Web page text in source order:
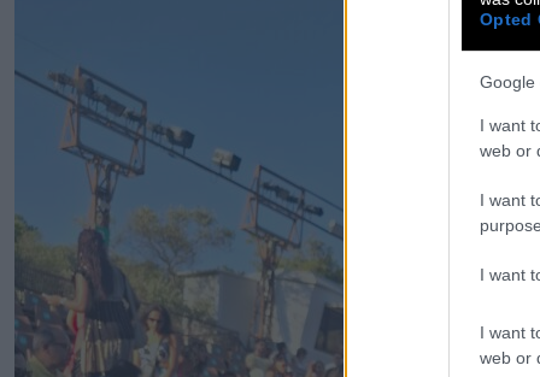
Opted
Google
I want
web or
I want
I want
I want
web or